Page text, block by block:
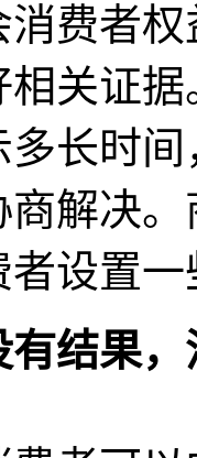
者权
关证
长时
解决
设置
果，